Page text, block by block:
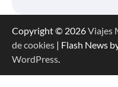
Copyright © 2026Viajes
de cookies | Flash News
WordPress